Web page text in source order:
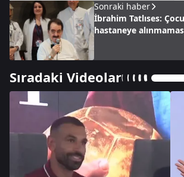
Sonraki haber
İbrahim Tatlıses:
hastaneye
Sıradaki Videolar